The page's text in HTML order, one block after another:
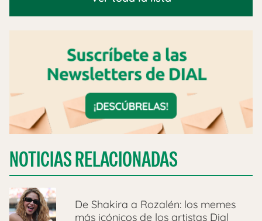
NOTICIAS RELACIONADAS
De Shakira a Rozalén: los memes
más icónicos de los artistas Dial